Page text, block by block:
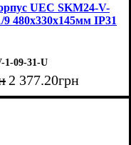
UEC SKM24-V-
480х330х145мм IP31
1-09-31-U
2 377.20грн